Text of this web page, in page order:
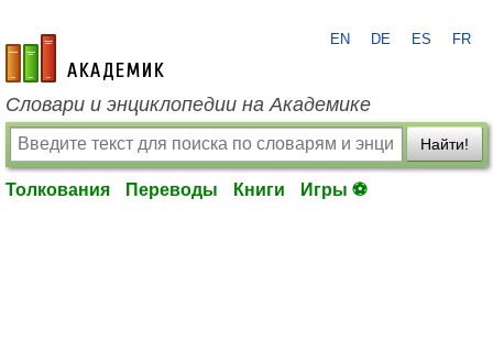
academic.ru
EN DE ES FR
Словари и энциклопедии на Академике
Найти!
Толкования Переводы Книги Игры ⚽